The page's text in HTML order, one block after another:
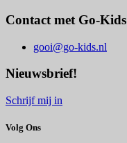
Contact met Go-Kids
gooi@go-kids.nl
Nieuwsbrief!
Schrijf mij in
Volg Ons